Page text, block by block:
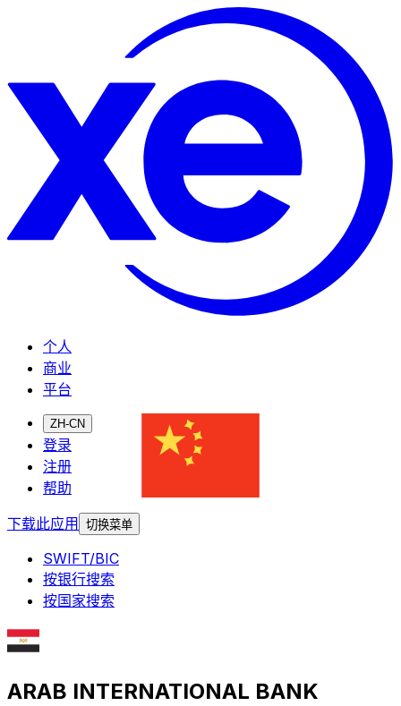
个人
商业
平台
ZH-CN
登录
注册
帮助
下载此应用
切换菜单
SWIFT/BIC
按银行搜索
按国家搜索
ARAB INTERNATIONAL BANK